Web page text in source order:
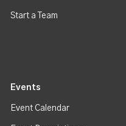
Start a Team
Events
Event Calendar